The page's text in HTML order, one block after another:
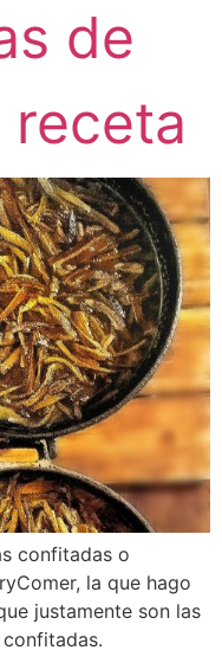
de
receta
confitadas o
la que hago
justamente son las